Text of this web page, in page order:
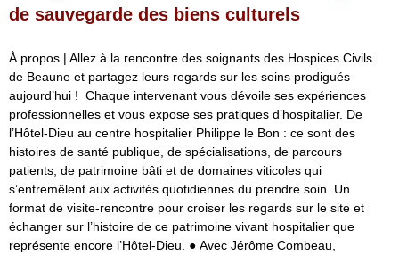
de sauvegarde des biens culturels
À propos | Allez à la rencontre des soignants des Hospices Civils
de Beaune et partagez leurs regards sur les soins prodigués
aujourd’hui ! Chaque intervenant vous dévoile ses expériences
professionnelles et vous expose ses pratiques d’hospitalier. De
l’Hôtel-Dieu au centre hospitalier Philippe le Bon : ce sont des
histoires de santé publique, de spécialisations, de parcours
patients, de patrimoine bâti et de domaines viticoles qui
s’entremêlent aux activités quotidiennes du prendre soin. Un
format de visite-rencontre pour croiser les regards sur le site et
échanger sur l’histoire de ce patrimoine vivant hospitalier que
représente encore l’Hôtel-Dieu. ● Avec Jérôme Combeau,